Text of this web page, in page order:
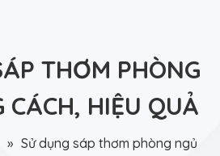
THƠM PHÒNG
CÁCH, HIỆU QUẢ
» Sử dụng sáp thơm phòng ngủ